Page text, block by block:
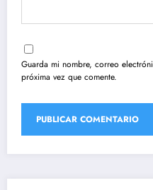
Guarda mi nombre, correo
próxima vez que comente.